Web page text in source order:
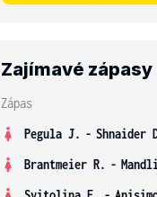
Zajímavé zápasy
Zápas
Pegula J. - Shnaider
Brantmeier R. -